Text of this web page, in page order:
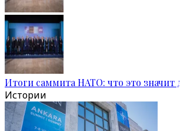
Итоги саммита НАТО: что это
Истории